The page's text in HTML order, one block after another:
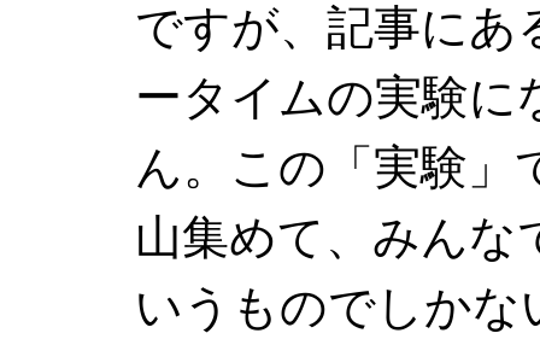
ですが、記事にあ
ータイムの実験に
ん。この「実験」
山集めて、みんな
いうものでしか